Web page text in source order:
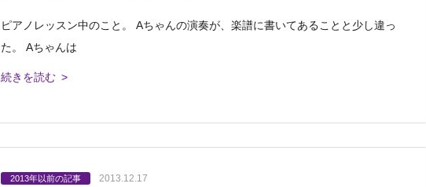
ピアノレッスン中のこと。 Aちゃんの演奏が、楽譜に書いてあることと少し違っ
た。 Aちゃんは
続きを読む >
2013年以前の記事 2013.12.17